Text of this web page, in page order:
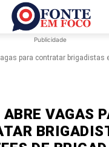
Publicidade
para contratar brigadistas
VAGAS